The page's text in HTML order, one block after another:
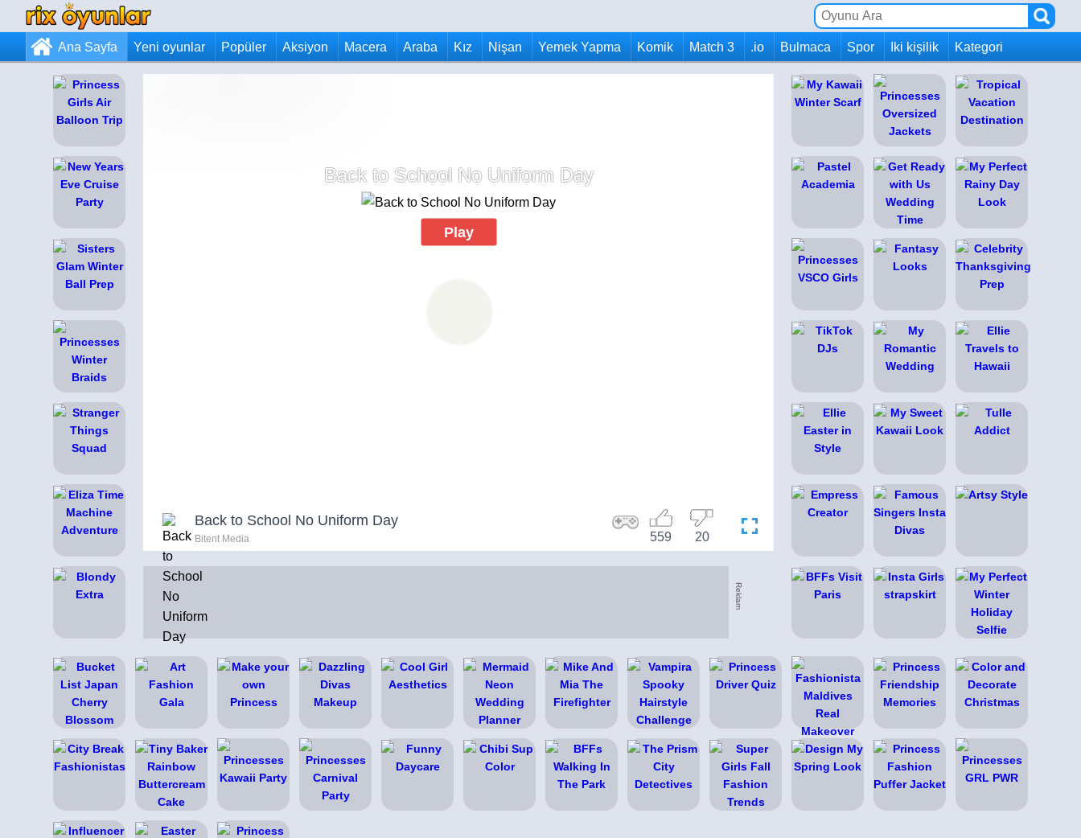
Ana Sayfa Yeni oyunlar Popüler Aksiyon Macera Araba Kız Nişan Yemek Yapma Komik Match 3 .io Bulmaca Spor Iki kişilik Kategori
Back to School No Uniform Day
Play
Back to School No Uniform Day
Bitent Media 20
559
Reklam